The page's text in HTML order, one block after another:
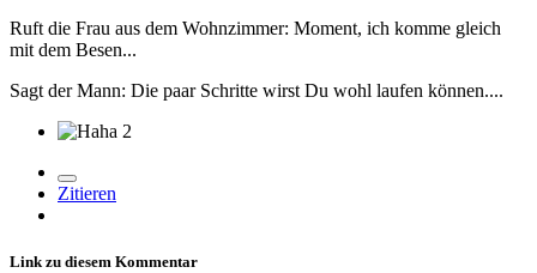
Ruft die Frau aus dem Wohnzimmer: Moment, ich komme gleich
mit dem Besen...
Sagt der Mann: Die paar Schritte wirst Du wohl laufen können....
2
Zitieren
Link zu diesem Kommentar